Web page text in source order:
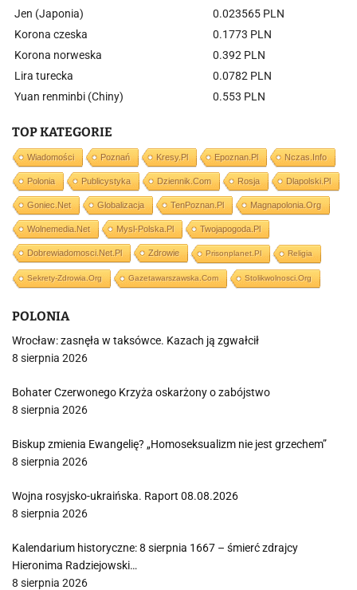
Jen (Japonia)
0.023565 PLN
Korona czeska
0.1773 PLN
Korona norweska
0.392 PLN
Lira turecka
0.0782 PLN
Yuan renminbi (Chiny)
0.553 PLN
TOP KATEGORIE
Wiadomości Poznań Kresy.pl Epoznan.pl Nczas.info
Polonia Publicystyka Dziennik.com Rosja Dlapolski.pl
Goniec.net Globalizacja TenPoznan.pl Magnapolonia.org
Wolnemedia.net Mysl-Polska.pl Twojapogoda.pl
Dobrewiadomosci.net.pl Zdrowie Prisonplanet.pl Religia
Sekrety-Zdrowia.org Gazetawarszawska.com Stolikwolnosci.org
POLONIA
Wrocław: zasnęła w taksówce. Kazach ją zgwałcił
8 sierpnia 2026
Bohater Czerwonego Krzyża oskarżony o zabójstwo
8 sierpnia 2026
Biskup zmienia Ewangelię? „Homoseksualizm nie jest grzechem”
8 sierpnia 2026
Wojna rosyjsko-ukraińska. Raport 08.08.2026
8 sierpnia 2026
Kalendarium historyczne: 8 sierpnia 1667 – śmierć zdrajcy
Hieronima Radziejowski…
8 sierpnia 2026